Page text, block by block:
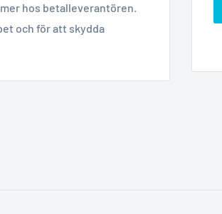
hos betalleverantören.
och för att skydda